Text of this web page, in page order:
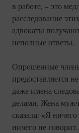
в работе, – это
расследование
адвокаты
неполные ответы.
Опрошенные
предоставляется
даже имена
делами. Жена
сказала: «Я
ничего не